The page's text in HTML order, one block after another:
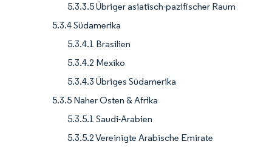
5.3.3.5 Übriger asiatisch-pazifischer Raum
5.3.4 Südamerika
5.3.4.1 Brasilien
5.3.4.2 Mexiko
5.3.4.3 Übriges Südamerika
5.3.5 Naher Osten & Afrika
5.3.5.1 Saudi-Arabien
5.3.5.2 Vereinigte Arabische Emirate